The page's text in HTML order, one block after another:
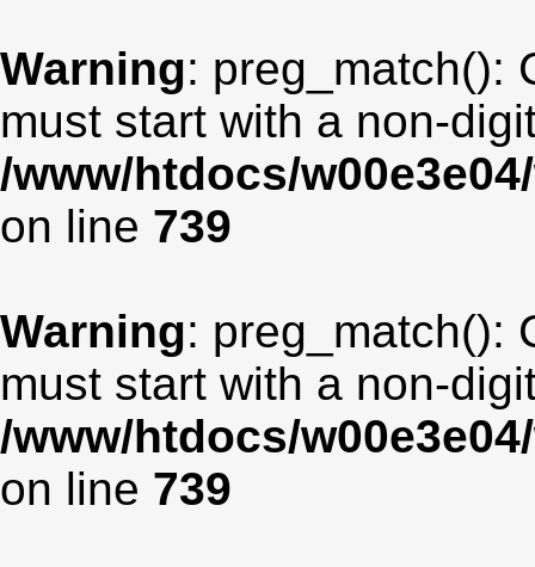
Warning: preg_match():
must start with a non-
/www/htdocs/
on line 739
Warning: preg_match():
must start with a non-
/www/htdocs/
on line 739